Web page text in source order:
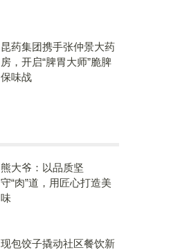
昆药集团携手张仲景大药
房，开启“脾胃大师”脆脾
保味战
熊大爷：以品质坚
守“肉”道，用匠心打造美
味
现包饺子撬动社区餐饮新